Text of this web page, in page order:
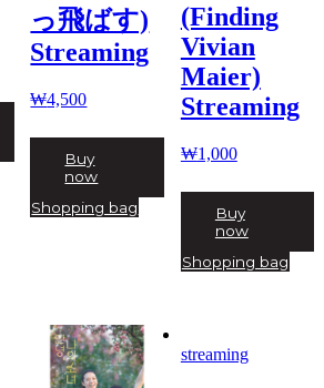
っ飛ばす)
Streaming
₩4,500
Buy
now
Shopping bag
(Finding
Vivian
Maier)
Streaming
₩1,000
Buy
now
Shopping bag
streaming